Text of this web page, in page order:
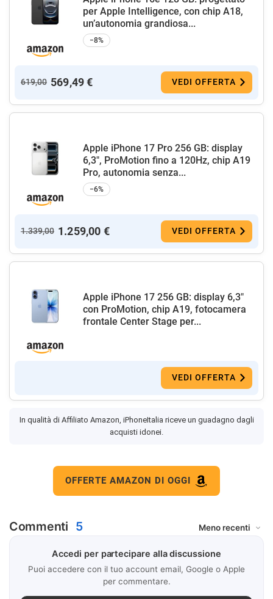
per Apple Intelligence, con chip A18,
un’autonomia grandiosa...
−8%
619,00 569,49 € VEDI OFFERTA
Apple iPhone 17 Pro 256 GB: display
6,3", ProMotion fino a 120Hz, chip A19
Pro, autonomia senza...
−6%
1.339,00 1.259,00 € VEDI OFFERTA
Apple iPhone 17 256 GB: display 6,3"
con ProMotion, chip A19, fotocamera
frontale Center Stage per...
VEDI OFFERTA
In qualità di Affiliato Amazon, iPhoneItalia riceve un guadagno dagli
acquisti idonei.
OFFERTE AMAZON DI OGGI
Commenti 5
Accedi per partecipare alla discussione
Puoi accedere con il tuo account email, Google o Apple
per commentare.